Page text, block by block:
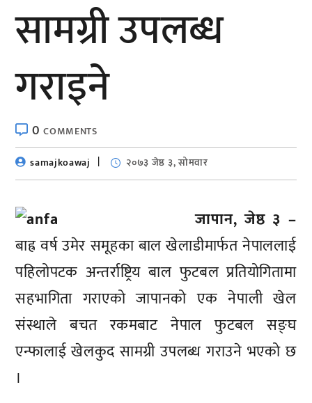
सामग्री उपलब्ध
गराइने
0COMMENTS
samajkoawaj
२०७३ जेष्ठ ३, सोमवार
जापान, जेष्ठ ३ –
बाह्र वर्ष उमेर समूहका बाल खेलाडीमार्फत नेपाललाई
पहिलोपटक अन्तर्राष्ट्रिय बाल फुटबल प्रतियोगितामा
सहभागिता गराएको जापानको एक नेपाली खेल
संस्थाले बचत रकमबाट नेपाल फुटबल सङ्घ
एन्फालाई खेलकुद सामग्री उपलब्ध गराउने भएको छ
।